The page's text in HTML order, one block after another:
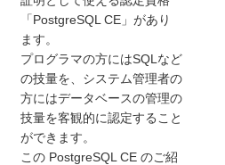
「PostgreSQL CE」があり
ます。
プログラマの方にはSQLなど
の技量を、システム管理者の
方にはデータベースの管理の
技量を客観的に認定すること
ができます。
この PostgreSQL CE のご紹